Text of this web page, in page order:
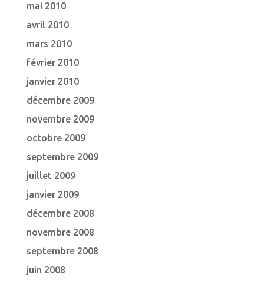
mai 2010
avril 2010
mars 2010
février 2010
janvier 2010
décembre 2009
novembre 2009
octobre 2009
septembre 2009
juillet 2009
janvier 2009
décembre 2008
novembre 2008
septembre 2008
juin 2008